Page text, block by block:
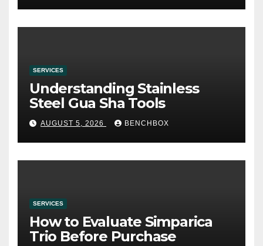
SERVICES
Understanding Stainless
Steel Gua Sha Tools
AUGUST 5, 2026 BENCHBOX
SERVICES
How to Evaluate Simparica
Trio Before Purchase